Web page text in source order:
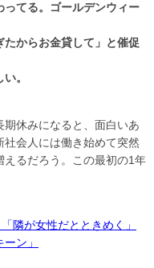
ってる。ゴールデンウィー
たからお金貸して」と催促
。
休みになると、面白いあ
会人には働き始めて突然
るだろう。この最初の1年
隣が女性だとときめく」
ン」